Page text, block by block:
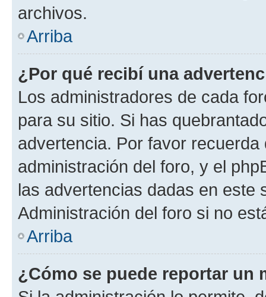
archivos.
Arriba
¿Por qué recibí una
Los administradores de cada
para su sitio. Si has
advertencia. Por favor
administración del foro, y el
las advertencias dadas en este
Administración del foro si no
Arriba
¿Cómo se puede reportar un